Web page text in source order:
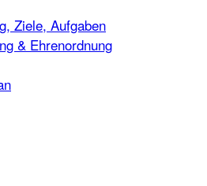
Ziele, Aufgaben
& Ehrenordnung